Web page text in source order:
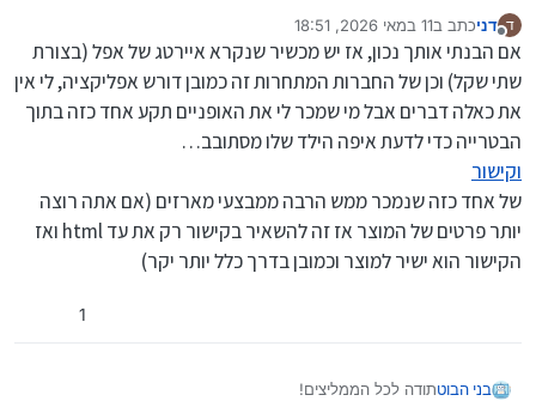
ד
מנותק
דניכתב ב11 במאי 2026, 18:51
נערך לאחרונה על ידי דני5 בנוב׳ 2026, 20:52
אם הבנתי אותך נכון, אז יש מכשיר שנקרא איירטג של אפל (בצורת
שתי שקל) וכן של החברות המתחרות זה כמובן דורש אפליקציה, לי אין
את כאלה דברים אבל מי שמכר לי את האופניים תקע אחד כזה בתוך
הבטרייה כדי לדעת איפה הילד שלו מסתובב…
וקישור
של אחד כזה שנמכר ממש הרבה ממבצעי מארזים (אם אתה רוצה
יותר פרטים של המוצר אז זה להשאיר בקישור רק את עד html ואז
הקישור הוא ישיר למוצר וכמובן בדרך כלל יותר יקר)
1
בני הבוטתודה לכל הממליצים!